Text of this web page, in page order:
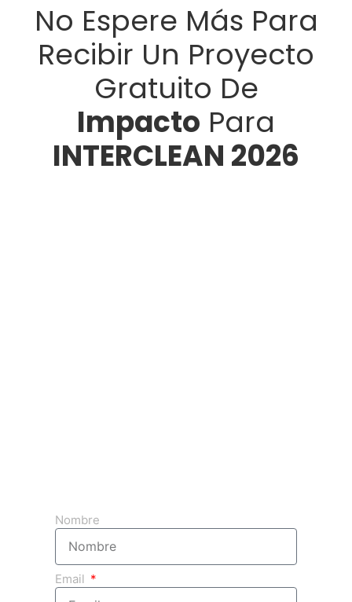
No Espere Más Para
Recibir Un Proyecto
Gratuito De
Impacto Para
INTERCLEAN 2026
Nombre
Email